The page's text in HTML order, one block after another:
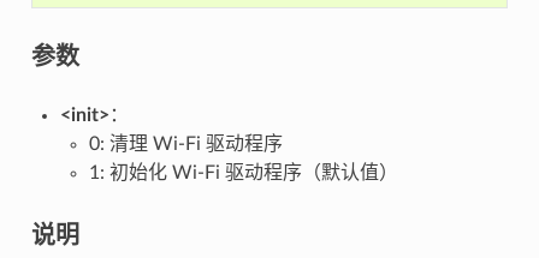
参数
<init> ：
0: 清理 Wi-Fi 驱动程序
1: 初始化 Wi-Fi 驱动程序（默认值）
说明